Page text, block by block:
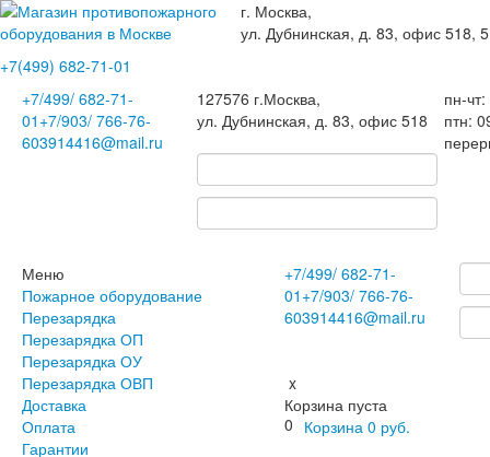
г. Москва,
ул. Дубнинская, д. 83, офис 518,
+7(499) 682-71-01
+7/499/ 682-71-
01 +7/903/ 766-76-
603914416@mail.ru
127576 г.Москва,
ул. Дубнинская, д. 83, офис 518
пн-
птн:
Меню
Пожарное оборудование
Перезарядка
Перезарядка ОП
Перезарядка ОУ
Перезарядка ОВП
Доставка
Оплата
Гарантии
+7/499/ 682-71-
01 +7/903/ 766-76-
603914416@mail.ru
x
Корзина пуста
0 Корзина 0 руб.